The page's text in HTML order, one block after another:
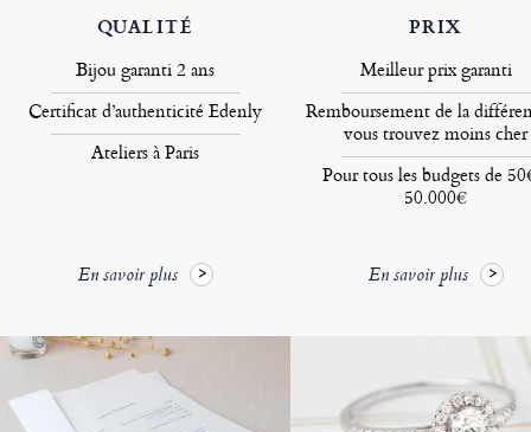
QUALITÉ
Bijou garanti 2 ans
Certificat d’authenticité Edenly
Ateliers à Paris
En savoir plus
PRIX
Meilleur prix garanti
Remboursement de la
vous trouvez moins cher
Pour tous les budgets de
50.000€
En savoir plus